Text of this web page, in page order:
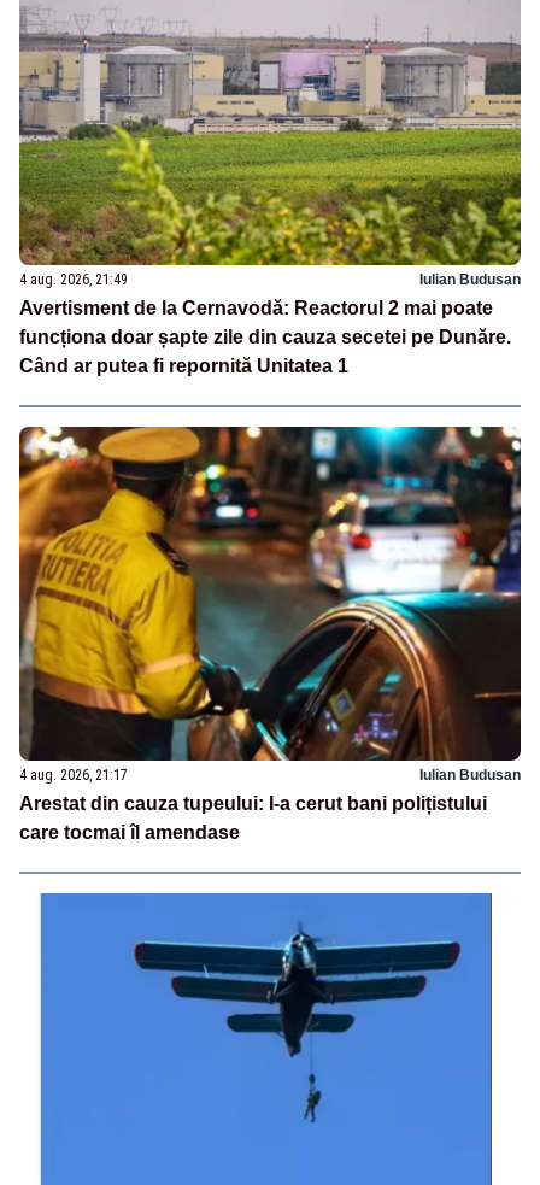
4 aug. 2026, 21:49 Iulian Budusan
Avertisment de la Cernavodă: Reactorul 2 mai poate
funcționa doar șapte zile din cauza secetei pe Dunăre.
Când ar putea fi repornită Unitatea 1
4 aug. 2026, 21:17 Iulian Budusan
Arestat din cauza tupeului: I-a cerut bani polițistului
care tocmai îl amendase